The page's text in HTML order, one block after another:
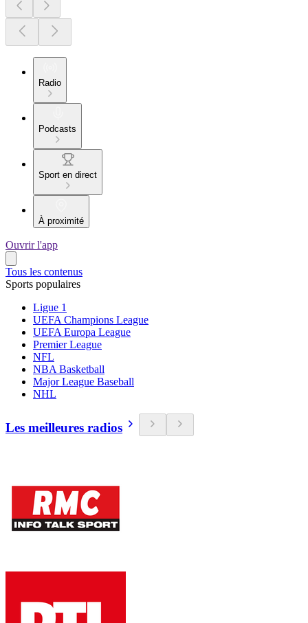
Radio
Podcasts
Sport en direct
À proximité
Ouvrir l'app
Tous les contenus
Sports populaires
Ligue 1
UEFA Champions League
UEFA Europa League
Premier League
NFL
NBA Basketball
Major League Baseball
NHL
Les meilleures radios